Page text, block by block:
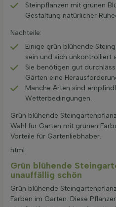
Steinpflanzen mit grünen
Gestaltung natürlicher
Nachteile:
Einige grün blühende
sein und sich unkontrolliert
Sie benötigen gut
Gärten eine
Manche Arten sind
Wetterbedingungen.
Grün blühende
Wahl für Gärten mit grünen
Vorteile für Gartenliebhaber.
html
Grün blühende
unauffällig schön
Grün blühende
Farben im Garten. Diese